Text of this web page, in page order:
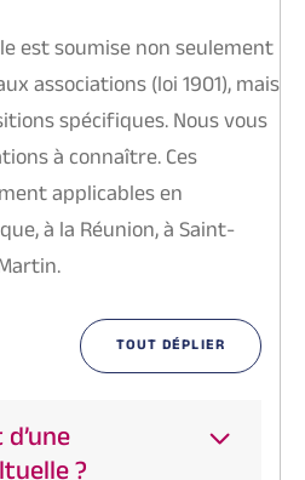
est soumise non seulement
associations (loi 1901), mais
spécifiques. Nous vous
à connaître. Ces
applicables en
à la Réunion, à Saint-
TOUT DÉPLIER